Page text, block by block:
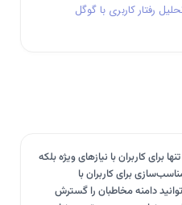
رفتار کاربری با گوگل
کاربران با نیازهای ویژه بلکه
برای کاربران با
دامنه مخاطبان را گسترش